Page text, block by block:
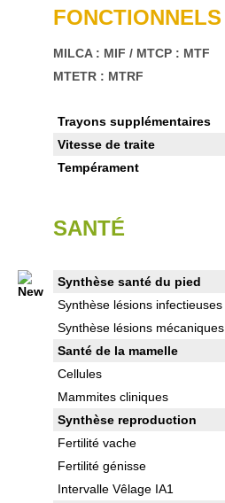
FONCTIONNELS
MILCA : MIF / MTCP : MTF
MTETR : MTRF
Trayons supplémentaires
Vitesse de traite
Tempérament
SANTÉ
Synthèse santé du pied
Synthèse lésions infectieuses
Synthèse lésions mécaniques
Santé de la mamelle
Cellules
Mammites cliniques
Synthèse reproduction
Fertilité vache
Fertilité génisse
Intervalle Vêlage IA1